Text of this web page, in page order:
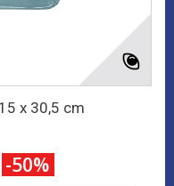
x 30,5 cm
-50%